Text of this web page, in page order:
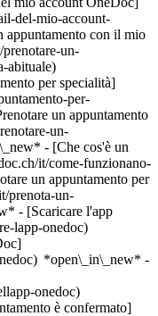
del-mio-account-
appuntamento con il mio
un-
abituale)
per specialità]
per-
un appuntamento
un-
- [Che cos'è un
it/come-funzionano-
un appuntamento per
prenota-un-
- [Scaricare l'app
lapp-onedoc)
*open\_in\_new* -
onedoc)
it/rimozione-dei-nei/baar), [Herpes zoster (fuoco di Sant’Antonio)](https://www.onedoc.ch/it/herpes-zoster-fuoco-di-sant-antonio/baar), [Controllo della pelle](https://www.onedoc.ch/it/controllo-della-pelle/baar), [Tumore della pelle | Cancro della pelle](https://www.onedoc.ch/it/tumore-della-pelle-cancro-della-pelle/baar), [Crioterapia](https://www.onedoc.ch/it/crioterapia/baar), [Melanoma](https://www.onedoc.ch/it/melanoma/baar), [Controllo dei nei](https://www.onedoc.ch/it/controllo-dei-nei/baar), [Dermatologia pediatrica](https://www.onedoc.ch/it/dermatologia-pediatrica/baar), [Psoriasi](https://www.onedoc.ch/it/psoriasi/baar), [Trattamento con laser CO2 | Trattamento con laser CO2 frazionato](https://www.onedoc.ch/it/trattamento-con-laser-co2-trattamento-con-laser-co2-frazionato/baar), [Epilazione laser](https://www.onedoc.ch/it/epilazione-laser/baar), [Trattamento anti-rughe](https://www.onedoc.ch/it/trattamento-anti-rughe/baar), [Trattamento delle cicatrici](https://www.onedoc.ch/it/trattamento-delle-cicatrici/baar), [Trattamento delle macchie pigmentate](https://www.onedoc.ch/it/trattamento-delle-macchie-pigmentate/baar), [Blefaroplastica | Chirurgia delle palpebre](https://www.onedoc.ch/it/blefaroplastica-chirurgia-delle-palpebre/baar), [Iperidrosi | Sudorazione eccessiva](https://www.onedoc.ch/it/iperidrosi-sudorazione-eccessiva/baar), [Iniezione di tossina botulinica](https://www.onedoc.ch/it/iniezione-di-tossina-botulinica/baar), [Iniezione di acido ialuronico](https://www.onedoc.ch/it/iniezione-di-acido-ialuronico/baar), [Iniezione di plasma ricco di piastrine | PRP | Vampire Lift](https://www.onedoc.ch/it/iniezione-di-plasma-ricco-di-piastrine-prp-vampire-lift/baar)Vedi di più *chevron\_left* mer 05 ago *chevron\_right* Vedi più appuntamenti *error\_outline* Si è verificato un errore durante il caricamento della disponibilità [Riprova](https://www.onedoc.ch) Competenze: Acne, [Allergia | AllergoTest | Controllo allergie](https://www.onedoc.ch/it/allergia-allergotest-controllo-allergie/baar), [Laser estetico](https://www.onedoc.ch/it/laser-estetico/baar), [Couperose | Rosacea](https://www.onedoc.ch/it/couperose-rosacea/baar), [Desensibilizzazione | Immunoterapia allergene-specifica | Immunoterapia dell'allergene](https://www.onedoc.ch/it/desensibilizzazione-immunoterapia-allergene-specifica-immunoterapia-dell-allergene/baar), [Eczema](https://www.onedoc.ch/it/eczema/baar), [Rimozione dei nei](https://www.onedoc.ch/it/rimozione-dei-nei/baar), [Herpes zoster (fuoco di Sant’Antonio)](https://www.onedoc.ch/it/herpes-zoster-fuoco-di-sant-antonio/baar), [Controllo della pelle](https://www.onedoc.ch/it/controllo-della-pelle/baar), [Tumore della pelle | Cancro della pelle](https://www.onedoc.ch/it/tumore-della-pelle-cancro-della-pelle/baar), [Crioterapia](https://www.onedoc.ch/it/crioterapia/baar), [Melanoma](https://www.onedoc.ch/it/melanoma/baar), [Controllo dei nei](https://www.onedoc.ch/it/controllo-dei-nei/baar), [Dermatologia pediatrica](https://www.onedoc.ch/it/dermatologia-pediatrica/baar), [Psoriasi](https://www.onedoc.ch/it/psoriasi/baar), [Trattamento con laser CO2 | Trattamento con laser CO2 frazionato](https://www.onedoc.ch/it/trattamento-con-laser-co2-trattamento-con-laser-co2-frazionato/baar), [Epilazione laser](https://www.onedoc.ch/it/epilazione-laser/baar), [Trattamento anti-rughe](https://www.onedoc.ch/it/trattamento-anti-rughe/baar), [Trattamento delle cicatrici](https://www.onedoc.ch/it/trattamento-delle-cicatrici/baar), [Trattamento delle macchie pigmentate](https://www.onedoc.ch/it/trattamento-delle-macchie-pigmentate/baar), [Blefaroplastica | Chirurgia delle palpebre](https://www.onedoc.ch/it/blefaroplastica-chirurgia-delle-palpebre/baar), [Iperidrosi | Sudorazione eccessiva](https://www.onedoc.ch/it/iperidrosi-sudorazione-eccessiva/baar), [Iniezione di tossina botulinica](https://www.onedoc.ch/it/iniezione-di-tossina-botulinica/baar), [Iniezione di acido ialuronico](https://www.onedoc.ch/it/iniezione-di-acido-ialuronico/baar), [Iniezione di plasma ricco di piastrine | PRP | Vampire Lift](https://www.onedoc.ch/it/iniezione-di-plasma-ricco-di-piastrine-prp-vampire-lift/baar)Vedi di più [![Dr. med. Fabio Verardi, dermatologo a Baar](https://assets.onedoc.ch/images/users/9b3311ad8be1f80268b4cb5d62e543b3bf4a218f0e41ec58bacab38529e2dad2-small.jpg "Dr. med. Fabio Verardi, dermatologo a Baar")](https://www.onedoc.ch/it/dermatologo/baar/pcsoj/dr-med-fabio-verardi) ### [Dr. med. Fabio Verardi](https://www.onedoc.ch/it/dermatologo/baar/pcsoj/dr-med-fabio-verardi) ![Badge che indica un profilo verificato](https://www.onedoc.ch/assets/images/icons/checkmark.svg) [Dermatologo](https://www.onedoc.ch/it/dermatologo/baar) [sweet skin Hautzentrum Baar](https://www.onedoc.ch/it/studio-medico-associato/baar/e